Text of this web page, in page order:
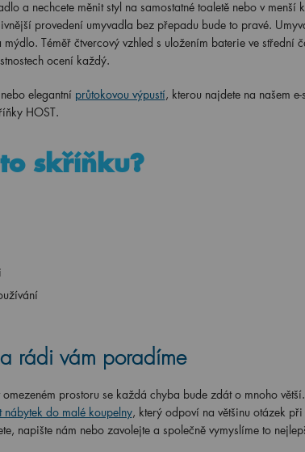
a nechcete měnit styl na samostatné toaletě nebo v menší
provedení umyvadla bez přepadu bude to pravé.
Téměř čtvercový vzhled s uložením baterie ve střední
ocení každý.
elegantní průtokovou výpustí, kterou najdete na našem
HOST.
skříňku?
rádi vám poradíme
prostoru se každá chyba bude zdát o mnoho
nábytek do malé koupelny, který odpoví na většinu otázek
napište nám nebo zavolejte a společně vymyslíme to